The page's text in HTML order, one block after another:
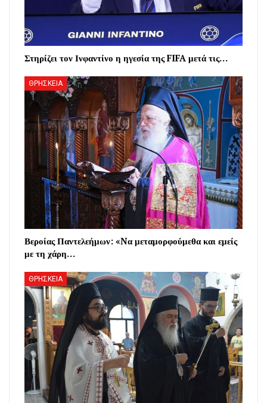
Στηρίζει τον Ινφαντίνο η ηγεσία της FIFA μετά τις…
ΘΡΗΣΚΕΙΑ
Βεροίας Παντελεήμων: «Nα μεταμορφούμεθα και εμείς
με τη χάρη…
ΘΡΗΣΚΕΙΑ